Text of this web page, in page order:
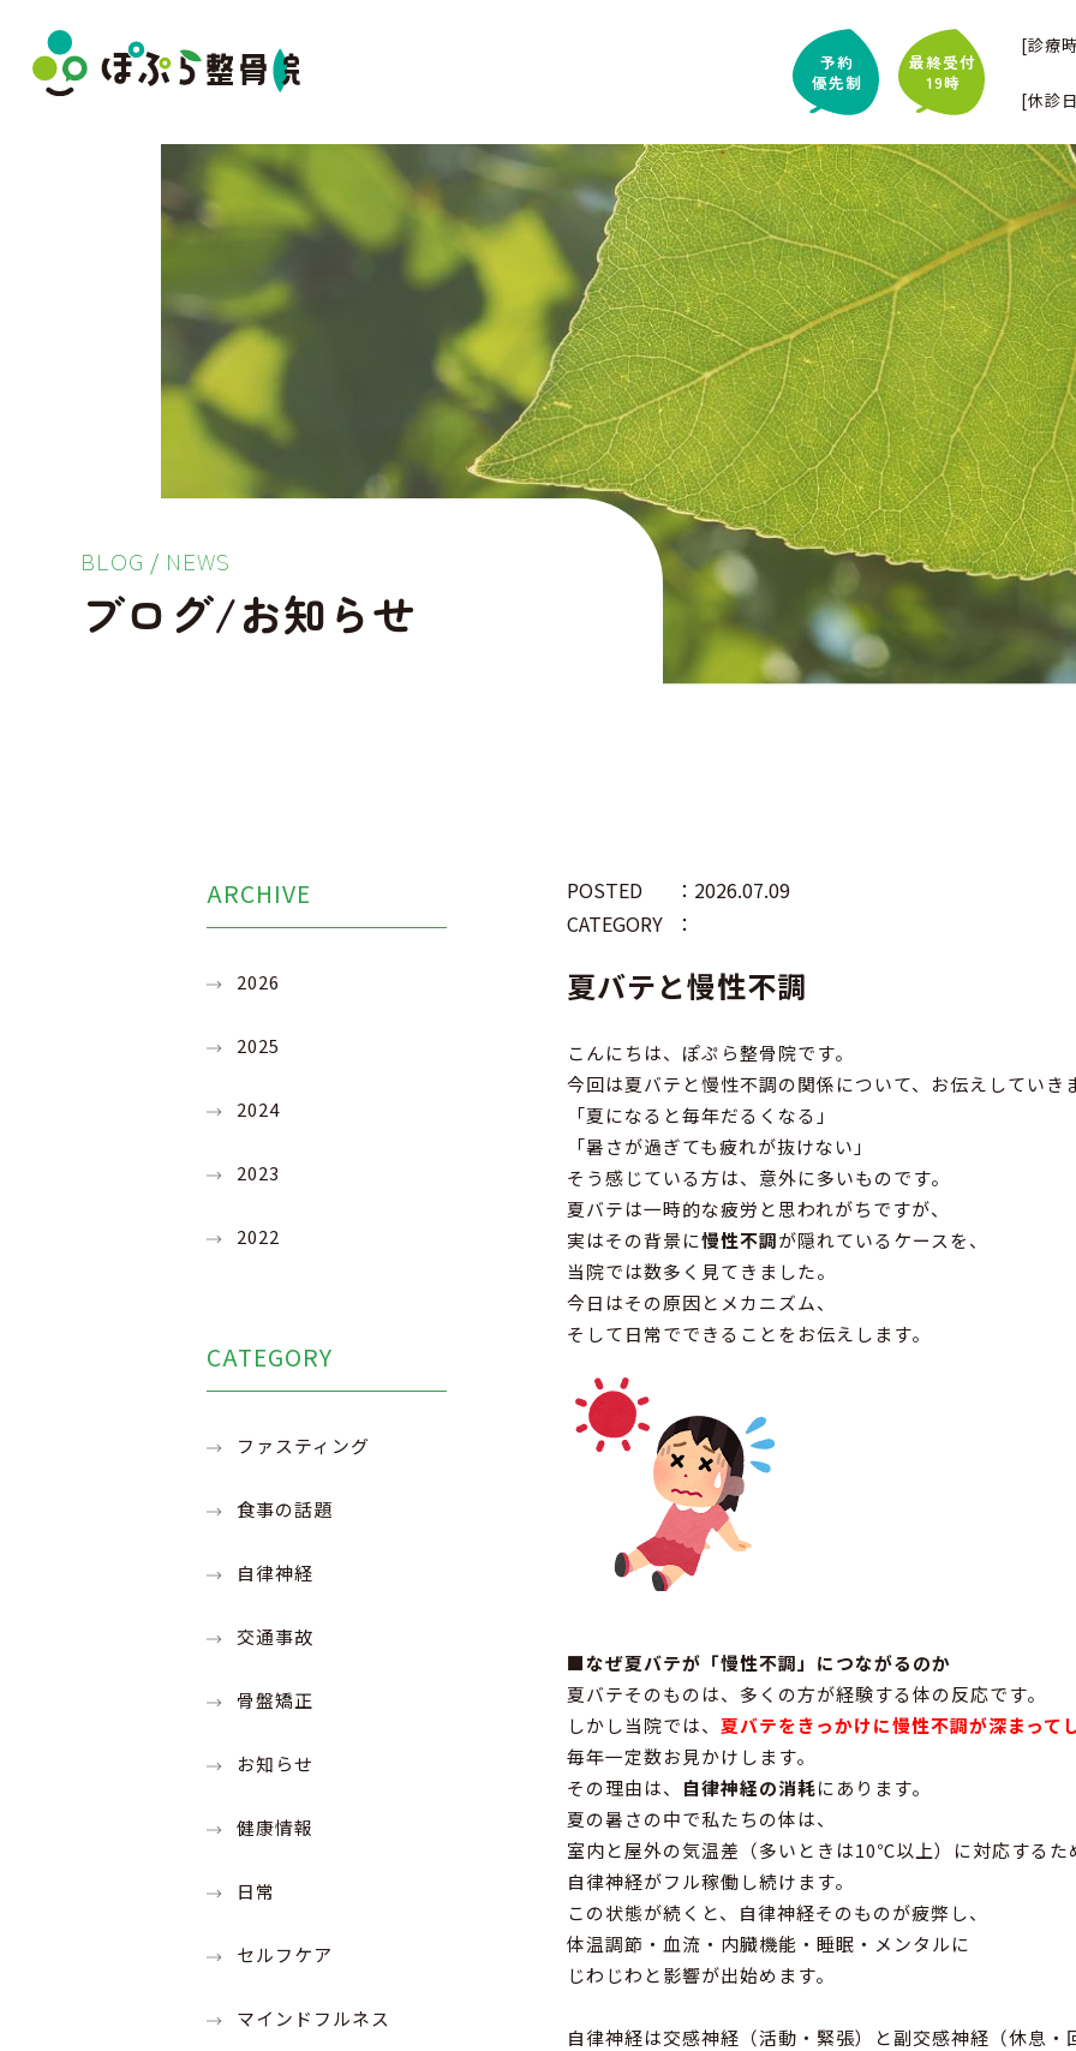
予約
優先制
最終受付
19時
[診療
[休診
BLOG / NEWS
ブログ/お知らせ
POSTED
：2026.07.09
CATEGORY
：
夏バテと慢性不調
こんにちは、ぽぷら整骨院です。
今回は夏バテと慢性不調の関係について、お伝えしていき
「夏になると毎年だるくなる」
「暑さが過ぎても疲れが抜けない」
そう感じている方は、意外に多いものです。
夏バテは一時的な疲労と思われがちですが、
実はその背景に慢性不調が隠れているケースを、
当院では数多く見てきました。
今日はその原因とメカニズム、
そして日常でできることをお伝えします。
■なぜ夏バテが「慢性不調」につながるのか
夏バテそのものは、多くの方が経験する体の反応です。
しかし当院では、 夏バテをきっかけに慢性不調が深まって
毎年一定数お見かけします。
その理由は、 自律神経の消耗にあります。
夏の暑さの中で私たちの体は、
室内と屋外の気温差（多いときは10℃以上）に対応するた
自律神経がフル稼働し続けます。
この状態が続くと、自律神経そのものが疲弊し、
体温調節・血流・内臓機能・睡眠・メンタルに
じわじわと影響が出始めます。
自律神経は交感神経（活動・緊張）と副交感神経（休息・
ARCHIVE
2026
2025
2024
2023
2022
CATEGORY
ファスティング
食事の話題
自律神経
交通事故
骨盤矯正
お知らせ
健康情報
日常
セルフケア
マインドフルネス